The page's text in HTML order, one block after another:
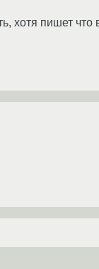
хотя пишет что